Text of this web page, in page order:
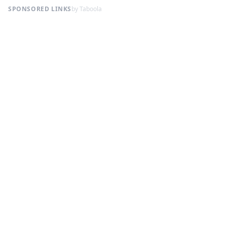
SPONSORED LINKSby Taboola